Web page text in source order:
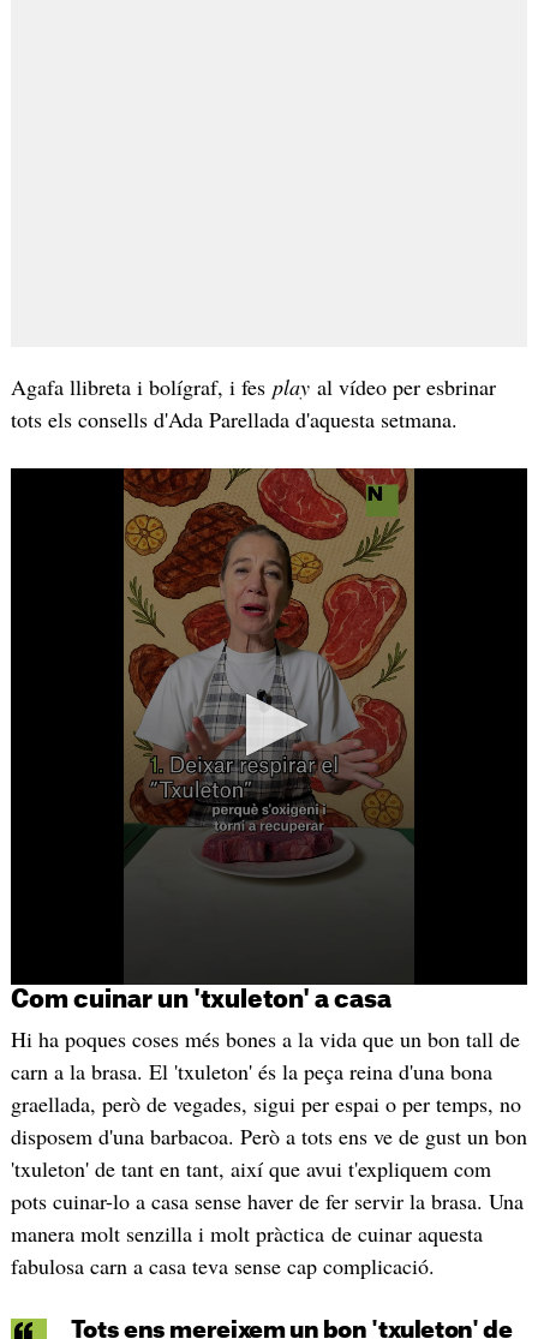
Agafa llibreta i bolígraf, i fes play al vídeo per esbrinar
tots els consells d'Ada Parellada d'aquesta setmana.
Com cuinar un 'txuleton' a casa
Hi ha poques coses més bones a la vida que un bon tall de
carn a la brasa. El 'txuleton' és la peça reina d'una bona
graellada, però de vegades, sigui per espai o per temps, no
disposem d'una barbacoa. Però a tots ens ve de gust un bon
'txuleton' de tant en tant, així que avui t'expliquem com
pots cuinar-lo a casa sense haver de fer servir la brasa. Una
manera molt senzilla i molt pràctica de cuinar aquesta
fabulosa carn a casa teva sense cap complicació.
Tots ens mereixem un bon 'txuleton' de